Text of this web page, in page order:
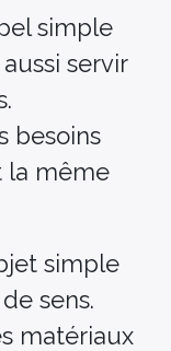
simple
servir
besoins
la même
simple
sens.
matériaux